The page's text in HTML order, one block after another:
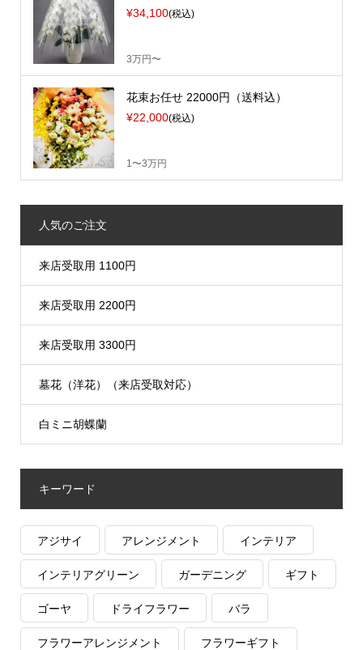
¥34,100(税込)
3万円〜
花束お任せ 22000円（送料込）
¥22,000(税込)
1〜3万円
人気のご注文
来店受取用 1100円
来店受取用 2200円
来店受取用 3300円
墓花（洋花）（来店受取対応）
白ミニ胡蝶蘭
キーワード
アジサイ アレンジメント インテリア
インテリアグリーン ガーデニング ギフト
ゴーヤ ドライフラワー バラ
フラワーアレンジメント フラワーギフト